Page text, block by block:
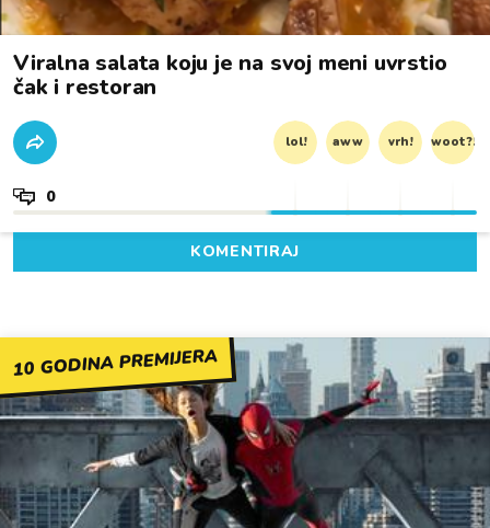
Viralna salata koju je na svoj meni uvrstio
čak i restoran
lol! aww vrh! woot?!
0
KOMENTIRAJ
10 GODINA PREMIJERA